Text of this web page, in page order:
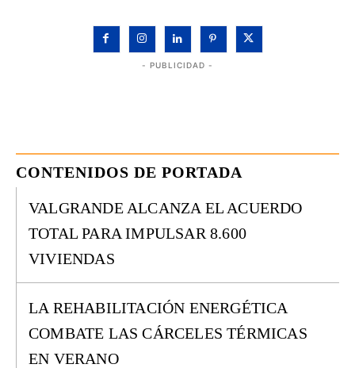
- PUBLICIDAD -
CONTENIDOS DE PORTADA
VALGRANDE ALCANZA EL ACUERDO
TOTAL PARA IMPULSAR 8.600
VIVIENDAS
LA REHABILITACIÓN ENERGÉTICA
COMBATE LAS CÁRCELES TÉRMICAS
EN VERANO